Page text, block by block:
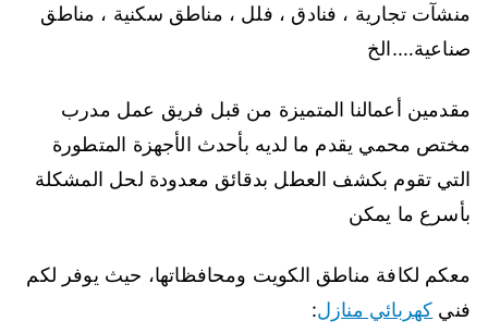
منشآت تجارية ، فنادق ، فلل ، مناطق سكنية ، مناطق
صناعية….الخ
مقدمين أعمالنا المتميزة من قبل فريق عمل مدرب
مختص محمي يقدم ما لديه بأحدث الأجهزة المتطورة
التي تقوم بكشف العطل بدقائق معدودة لحل المشكلة
بأسرع ما يمكن
معكم لكافة مناطق الكويت ومحافظاتها، حيث يوفر لكم
فني كهربائي منازل: